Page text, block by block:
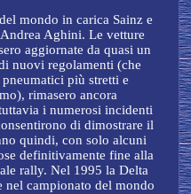
mondo in carica Sainz e
Aghini. Le vetture
aggiornate da quasi un
nuovi regolamenti (che
più stretti e
rimasero ancora
i numerosi incidenti
di dimostrare il
quindi, con solo alcuni
definitivamente fine alla
rally. Nel 1995 la Delta
nel campionato del mondo